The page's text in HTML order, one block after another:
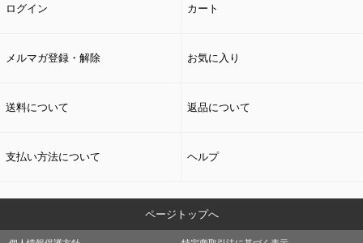
ログイン カート
メルマガ登録・解除 お気に入り
送料について 返品について
支払い方法について ヘルプ
ページトップへ